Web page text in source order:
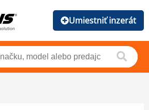
Umiestniť inzerát